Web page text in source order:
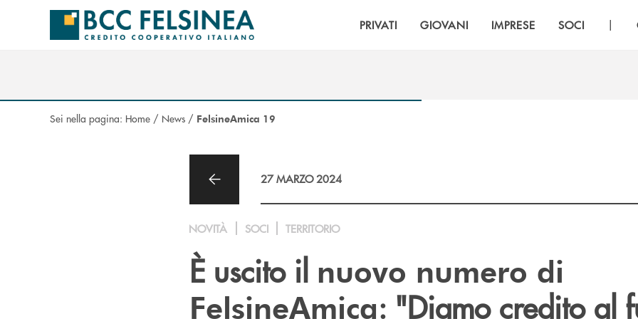
Salta al contenuto principale
PRIVATI GIOVANI IMPRESE SOCI |
Sei nella pagina: Home / News / FelsineAmica 19
27 MARZO 2024
NOVITÀ SOCI TERRITORIO
È uscito il nuovo numero di
FelsineAmica: "Diamo credito al